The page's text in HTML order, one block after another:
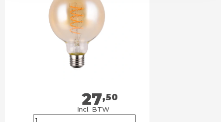
27,50
Incl. BTW